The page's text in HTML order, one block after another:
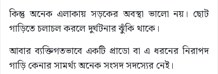
কিন্তু অনেক এলাকায় সড়কের অবস্থা ভালো নয়। ছোট
গাড়িতে চলাচল করলে দুর্ঘটনার ঝুঁকি থাকে।
আবার ব্যক্তিগতভাবে একটি প্রাডো বা এ ধরনের নিরাপদ
গাড়ি কেনার সামর্থ্য অনেক সংসদ সদস্যের নেই।